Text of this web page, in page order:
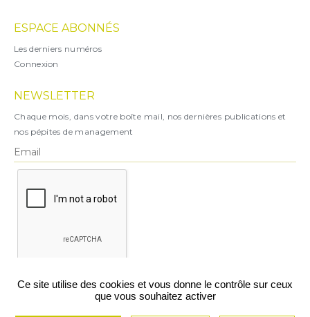
ESPACE ABONNÉS
Les derniers numéros
Connexion
NEWSLETTER
Chaque mois, dans votre boîte mail, nos dernières publications et
nos pépites de management
Ce site utilise des cookies et vous donne le contrôle sur ceux
que vous souhaitez activer